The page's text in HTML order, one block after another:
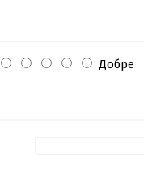
Добре